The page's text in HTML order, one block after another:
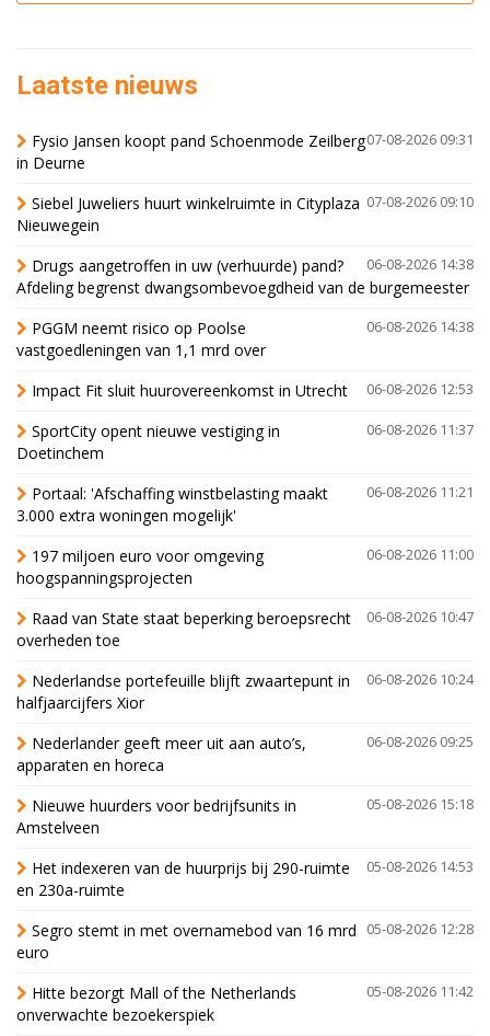
Laatste nieuws
07-08-2026 09:31
Fysio Jansen koopt pand Schoenmode Zeilberg
in Deurne
07-08-2026 09:10
Siebel Juweliers huurt winkelruimte in Cityplaza
Nieuwegein
06-08-2026 14:38
Drugs aangetroffen in uw (verhuurde) pand?
Afdeling begrenst dwangsombevoegdheid van de burgemeester
06-08-2026 14:38
PGGM neemt risico op Poolse
vastgoedleningen van 1,1 mrd over
06-08-2026 12:53
Impact Fit sluit huurovereenkomst in Utrecht
06-08-2026 11:37
SportCity opent nieuwe vestiging in
Doetinchem
06-08-2026 11:21
Portaal: 'Afschaffing winstbelasting maakt
3.000 extra woningen mogelijk'
06-08-2026 11:00
197 miljoen euro voor omgeving
hoogspanningsprojecten
06-08-2026 10:47
Raad van State staat beperking beroepsrecht
overheden toe
06-08-2026 10:24
Nederlandse portefeuille blijft zwaartepunt in
halfjaarcijfers Xior
06-08-2026 09:25
Nederlander geeft meer uit aan auto’s,
apparaten en horeca
05-08-2026 15:18
Nieuwe huurders voor bedrijfsunits in
Amstelveen
05-08-2026 14:53
Het indexeren van de huurprijs bij 290-ruimte
en 230a-ruimte
05-08-2026 12:28
Segro stemt in met overnamebod van 16 mrd
euro
05-08-2026 11:42
Hitte bezorgt Mall of the Netherlands
onverwachte bezoekerspiek